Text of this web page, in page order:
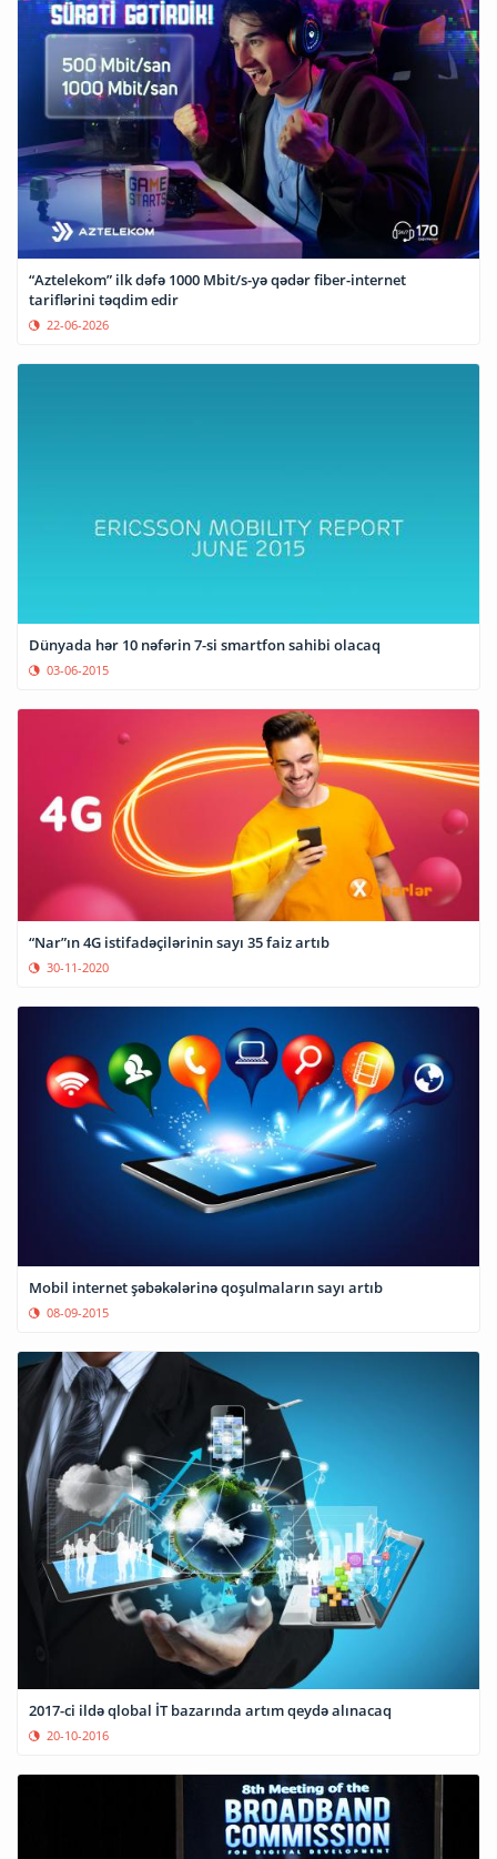
“Aztelekom” ilk dəfə 1000 Mbit/s-yə qədər fiber-internet
tariflərini təqdim edir
22-06-2026
Dünyada hər 10 nəfərin 7-si smartfon sahibi olacaq
03-06-2015
“Nar”ın 4G istifadəçilərinin sayı 35 faiz artıb
30-11-2020
Mobil internet şəbəkələrinə qoşulmaların sayı artıb
08-09-2015
2017-ci ildə qlobal İT bazarında artım qeydə alınacaq
20-10-2016